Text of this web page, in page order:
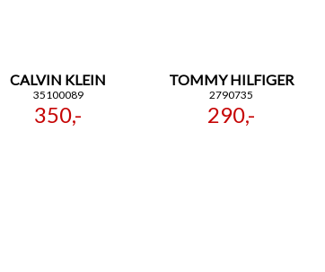
CALVIN KLEIN
35100089
350,-
TOMMY HILFIGER
2790735
290,-